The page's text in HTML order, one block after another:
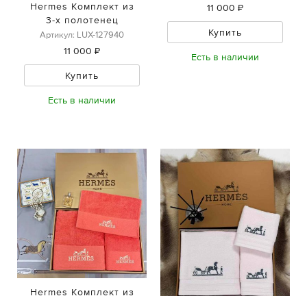
Hermes Комплект из
3-х полотенец
Артикул: LUX-127940
11 000 ₽
Купить
Есть в наличии
11 000 ₽
Купить
Есть в наличии
Hermes Комплект из